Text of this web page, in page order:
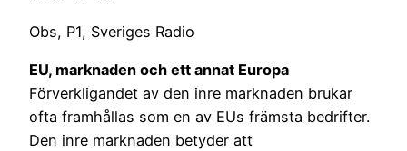
Obs, P1, Sveriges Radio
EU, marknaden och ett annat Europa
Förverkligandet av den inre marknaden brukar
ofta framhållas som en av EUs främsta bedrifter.
Den inre marknaden betyder att